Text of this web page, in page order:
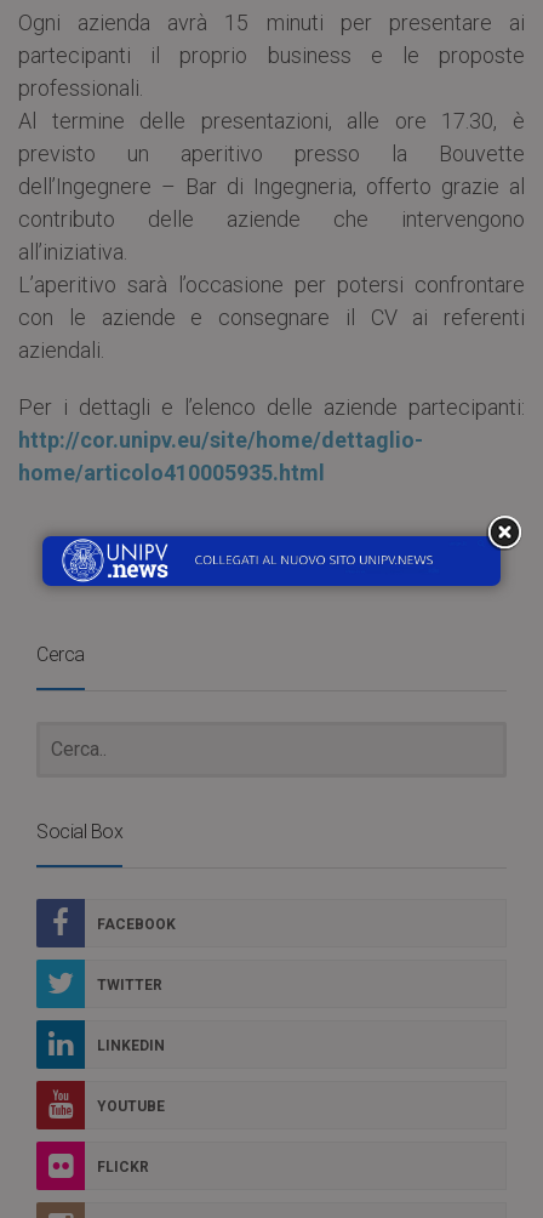
Ogni azienda avrà 15 minuti per presentare ai
partecipanti il proprio business e le proposte
professionali.
Al termine delle presentazioni, alle ore 17.30, è
previsto un aperitivo presso la Bouvette
dell’Ingegnere – Bar di Ingegneria, offerto grazie al
contributo delle aziende che intervengono
all’iniziativa.
L’aperitivo sarà l’occasione per potersi confrontare
con le aziende e consegnare il CV ai referenti
aziendali.
Per i dettagli e l’elenco delle aziende partecipanti:
http://cor.unipv.eu/site/home/dettaglio-
home/articolo410005935.html
Cerca
Social Box
FACEBOOK
TWITTER
LINKEDIN
YOUTUBE
FLICKR